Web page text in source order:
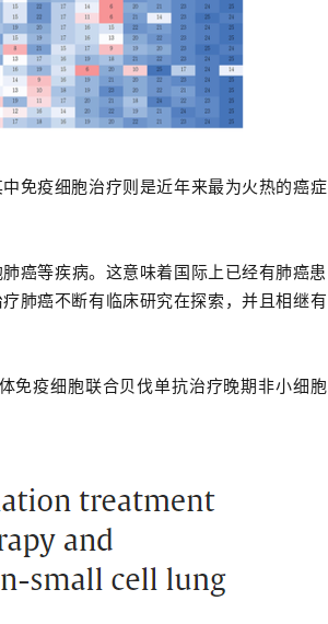
免疫细胞治疗则是近年来最为火热的癌症
癌等疾病。这意味着国际上已经有肺癌患
肺癌不断有临床研究在探索，并且相继有
免疫细胞联合贝伐单抗治疗晚期非小细胞